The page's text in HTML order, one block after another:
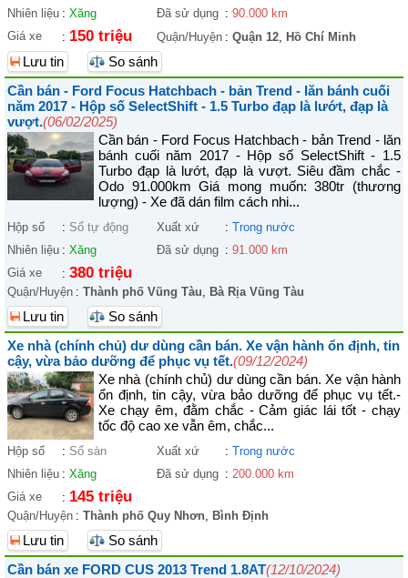
Nhiên liệu : Xăng Đã sử dụng : 90.000 km
Giá xe
: 150 triệu Quận/Huyện : Quận 12, Hồ Chí Minh
Lưu tin
So sánh
Cần bán - Ford Focus Hatchbach - bản Trend - lăn bánh cuối
năm 2017 - Hộp số SelectShift - 1.5 Turbo đạp là lướt, đạp là
vượt.(06/02/2025)
Cần bán - Ford Focus Hatchbach - bản Trend - lăn
bánh cuối năm 2017 - Hộp số SelectShift - 1.5
Turbo đạp là lướt, đạp là vượt. Siêu đầm chắc -
Odo 91.000km Giá mong muốn: 380tr (thương
lượng) - Xe đã dán film cách nhi...
Hộp số : Số tự động Xuất xứ : Trong nước
Nhiên liệu : Xăng Đã sử dụng : 91.000 km
Giá xe
: 380 triệu
Quận/Huyện : Thành phố Vũng Tàu, Bà Rịa Vũng Tàu
Lưu tin
So sánh
Xe nhà (chính chủ) dư dùng cần bán. Xe vận hành ổn định, tin
cậy, vừa bảo dưỡng để phục vụ tết.(09/12/2024)
Xe nhà (chính chủ) dư dùng cần bán. Xe vận hành
ổn định, tin cậy, vừa bảo dưỡng để phục vụ tết.-
Xe chạy êm, đằm chắc - Cảm giác lái tốt - chạy
tốc độ cao xe vẫn êm, chắc...
Hộp số : Số sàn Xuất xứ : Trong nước
Nhiên liệu : Xăng Đã sử dụng : 200.000 km
Giá xe
: 145 triệu
Quận/Huyện : Thành phố Quy Nhơn, Bình Định
Lưu tin
So sánh
Cần bán xe FORD CUS 2013 Trend 1.8AT(12/10/2024)